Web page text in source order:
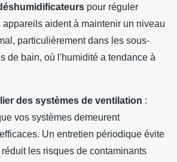
pour réguler
appareils aident à maintenir un niveau
particulièrement dans les sous-
de bain, où l'humidité a tendance à
des systèmes de ventilation :
vos systèmes demeurent
Un entretien périodique évite
réduit les risques de contaminants